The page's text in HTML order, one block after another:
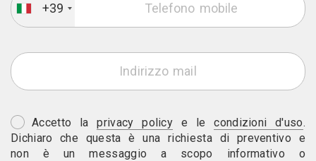
+39
Accetto laprivacy policy e lecondizioni d'uso.
Dichiaro che questa è una richiesta di preventivo e
non è un messaggio a scopo informativo o